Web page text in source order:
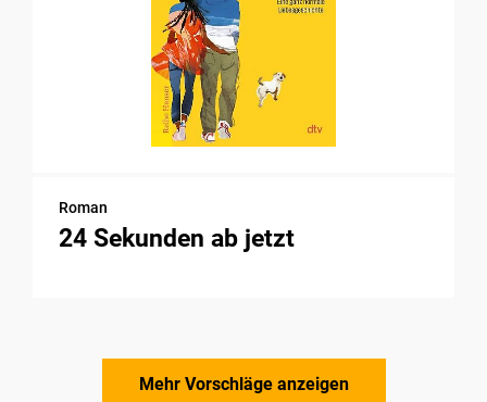
Roman
24 Sekunden ab jetzt
Mehr Vorschläge anzeigen